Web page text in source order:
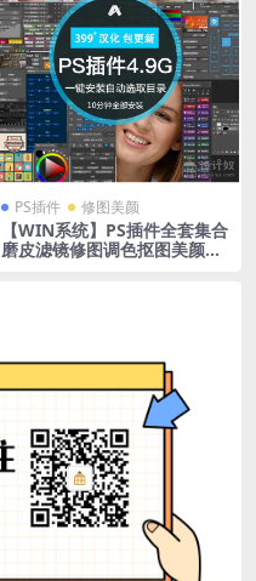
PS插件 修图美颜
【WIN系统】PS插件全套集合
磨皮滤镜修图调色抠图美颜美